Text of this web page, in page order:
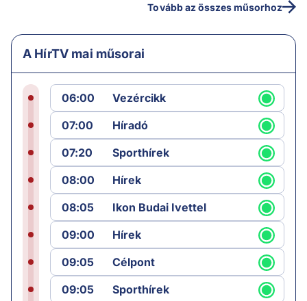
Tovább az összes műsorhoz
A HírTV mai műsorai
06:00
Vezércikk
07:00
Híradó
07:20
Sporthírek
08:00
Hírek
08:05
Ikon Budai Ivettel
09:00
Hírek
09:05
Célpont
09:05
Sporthírek